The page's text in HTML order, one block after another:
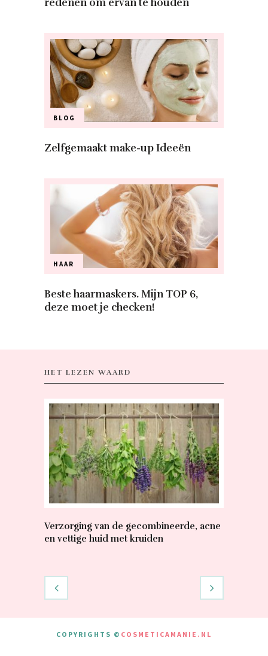
BLOG
Zelfgemaakt make-up Ideeën
HAAR
Beste haarmaskers. Mijn TOP 6,
deze moet je checken!
HET LEZEN WAARD
Verzorging van de gecombineerde, acne
en vettige huid met kruiden
COPYRIGHTS © COSMETICAMANIE.NL